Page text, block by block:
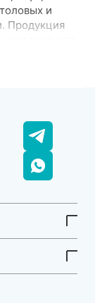
и
Продукция
кремов и
кофейных